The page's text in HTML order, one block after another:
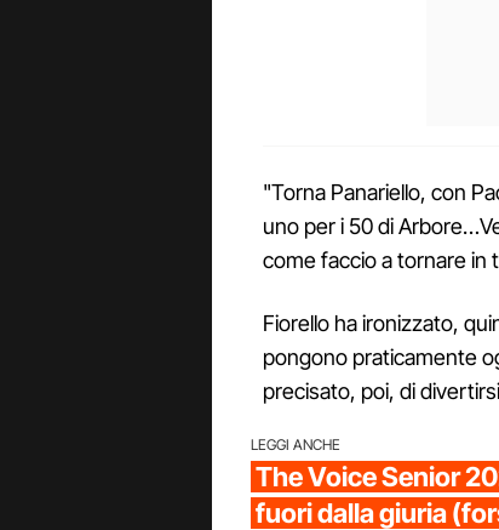
"Torna Panariello, con
uno per i 50 di
come faccio a tornare in
Fiorello ha ironizzato,
pongono praticamente
precisato, poi, di
LEGGI ANCHE
The Voice Senior
fuori dalla giuria